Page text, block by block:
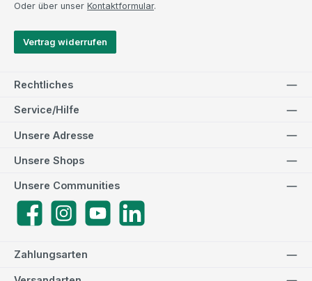
Oder über unser Kontaktformular.
Vertrag widerrufen
Rechtliches
Service/Hilfe
Zahlungsarten
Unsere Adresse
Unsere Communities
FacebookInstagramYouTube
Unsere Shops